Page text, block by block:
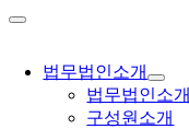
법무법인소개
법무법인소개
구성원소개